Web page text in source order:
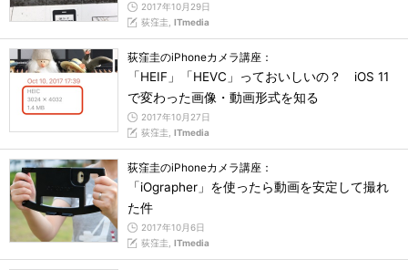
2017年10月29日
荻窪圭, ITmedia
荻窪圭のiPhoneカメラ講座：
「HEIF」「HEVC」っておいしいの？ iOS 11
で変わった画像・動画形式を知る
2017年10月27日
荻窪圭, ITmedia
荻窪圭のiPhoneカメラ講座：
「iOgrapher」を使ったら動画を安定して撮れ
た件
2017年10月6日
荻窪圭, ITmedia